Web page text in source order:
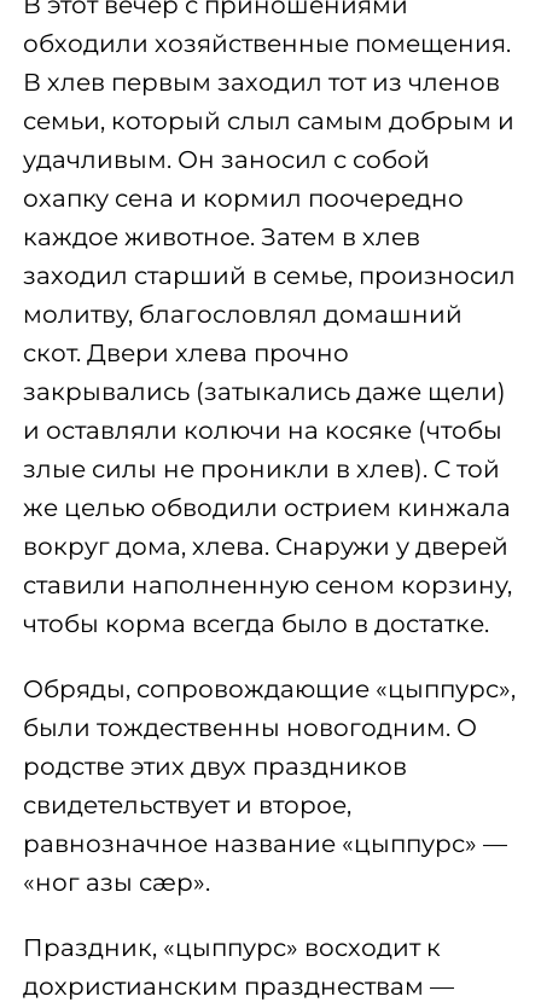
обходили хозяйственные помещения.
В хлев первым заходил тот из членов
семьи, который слыл самым добрым и
удачливым. Он заносил с собой
охапку сена и кормил поочередно
каждое животное. Затем в хлев
заходил старший в семье, произносил
молитву, благословлял домашний
скот. Двери хлева прочно
закрывались (затыкались даже щели)
и оставляли колючи на косяке (чтобы
злые силы не проникли в хлев). С той
же целью обводили острием кинжала
вокруг дома, хлева. Снаружи у дверей
ставили наполненную сеном корзину,
чтобы корма всегда было в достатке.
Обряды, сопровождающие «цыппурс»,
были тождественны новогодним. О
родстве этих двух праздников
свидетельствует и второе,
равнозначное название «цыппурс» —
«ног азы сæр».
Праздник, «цыппурс» восходит к
дохристианским празднествам —